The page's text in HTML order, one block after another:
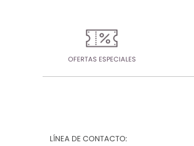
OFERTAS ESPECIALES
LÍNEA DE CONTACTO: